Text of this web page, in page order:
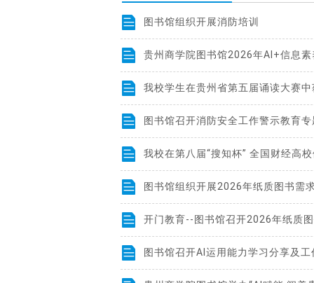
图书馆组织开展消防培训
我校学生在贵州省第五届诵读大赛中
图书馆召开消防安全工作警示教育专
图书馆组织开展2026年纸质图书需
图书馆召开AI运用能力学习分享及工